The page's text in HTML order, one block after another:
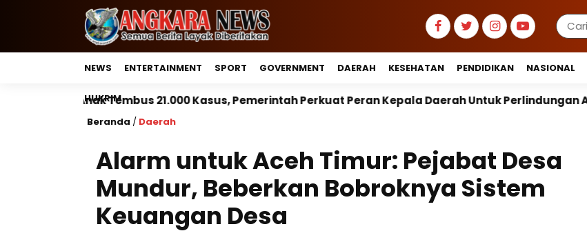
NEWS ENTERTAINMENT SPORT GOVERNMENT DAERAH KESEHATAN PENDIDIKAN NASIONAL
HUKRIM
21.000 Kasus, Pemerintah Perkuat Peran Kepala Daerah Untuk Perlindungan Anak Hingga Ruang Digital
Beranda / Daerah
Alarm untuk Aceh Timur: Pejabat Desa
Mundur, Beberkan Bobroknya Sistem
Keuangan Desa